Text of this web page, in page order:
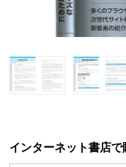
インターネット書店で